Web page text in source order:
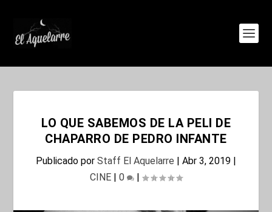
LO QUE SABEMOS DE LA PELI DE
CHAPARRO DE PEDRO INFANTE
Publicado por Staff El Aquelarre | Abr 3, 2019 |
CINE | 0 |